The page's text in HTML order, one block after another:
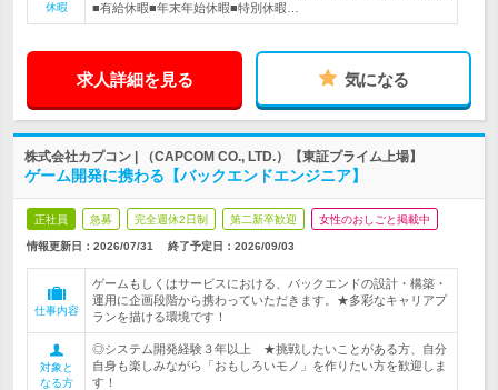
休暇
■有給休暇■年末年始休暇■特別休暇…
求人詳細を見る 気になる
株式会社カプコン | （CAPCOM CO., LTD.）【東証プライム上場】
ゲーム開発に携わる【バックエンドエンジニア】
正社員 急募 完全週休2日制 第二新卒歓迎 女性のおしごと掲載中
情報更新日：2026/07/31 終了予定日： 2026/09/03
仕事内容
ゲームもしくはサービスにおける、バックエンドの設計・構築・
運用に企画段階から携わっていただきます。★多彩なキャリアプ
ランを描ける環境です！
対象と
なる方
◎システム開発経験３年以上 ★挑戦したいことがある方、自分
自身も楽しみながら「おもしろいモノ」を作りたい方を歓迎しま
す！